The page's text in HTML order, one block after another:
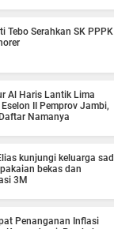
Tebo Serahkan SK PPPK
Al Haris Lantik Lima
II Pemprov Jambi,
Namanya
kunjungi keluarga sad
bekas dan
3M
Penanganan Inflasi